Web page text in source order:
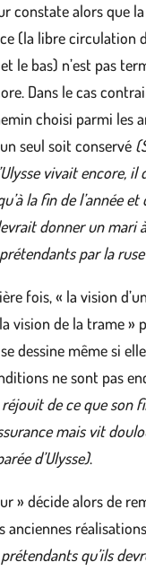
constate alors que
(la libre circulation
le bas) n’est pas
Dans le cas
choisi parmi les
seul soit conservé
vivait encore, il
la fin de l’année
donner un mari
par la
fois, « la vision
vision de la trame »
dessine même si
ne sont pas
de ce que son
mais vit
d’Ulysse).
» décide alors de
anciennes réalisations
qu’ils